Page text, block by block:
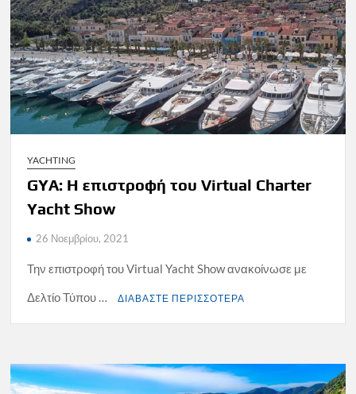
YACHTING
GYA: Η επιστροφή του Virtual Charter
Yacht Show
26 Νοεμβρίου, 2021
Την επιστροφή του Virtual Yacht Show ανακοίνωσε με
Δελτίο Τύπου …
ΔΙΑΒΑΣΤΕ ΠΕΡΙΣΣΟΤΕΡΑ